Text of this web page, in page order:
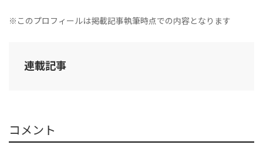
※このプロフィールは掲載記事執筆時点での内容となります
連載記事
コメント